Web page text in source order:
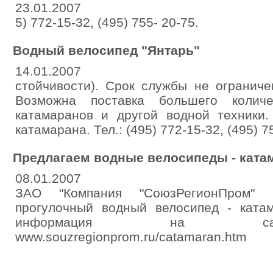
23.01.2007
5) 772-15-32, (495) 755- 20-75.
Водный велосипед "Янтарь"
14.01.2007
стойчивости). Срок службы не
Возможна поставка большего
катамаранов и другой водной
катамарана. Тел.: (495) 772-15-32, (495)
Предлагаем водные велосипеды -
08.01.2007
ЗАО "Компания "СоюзРегионПром"
прогулочный водный велосипед -
информация на
www.souzregionprom.ru/catamaran.htm